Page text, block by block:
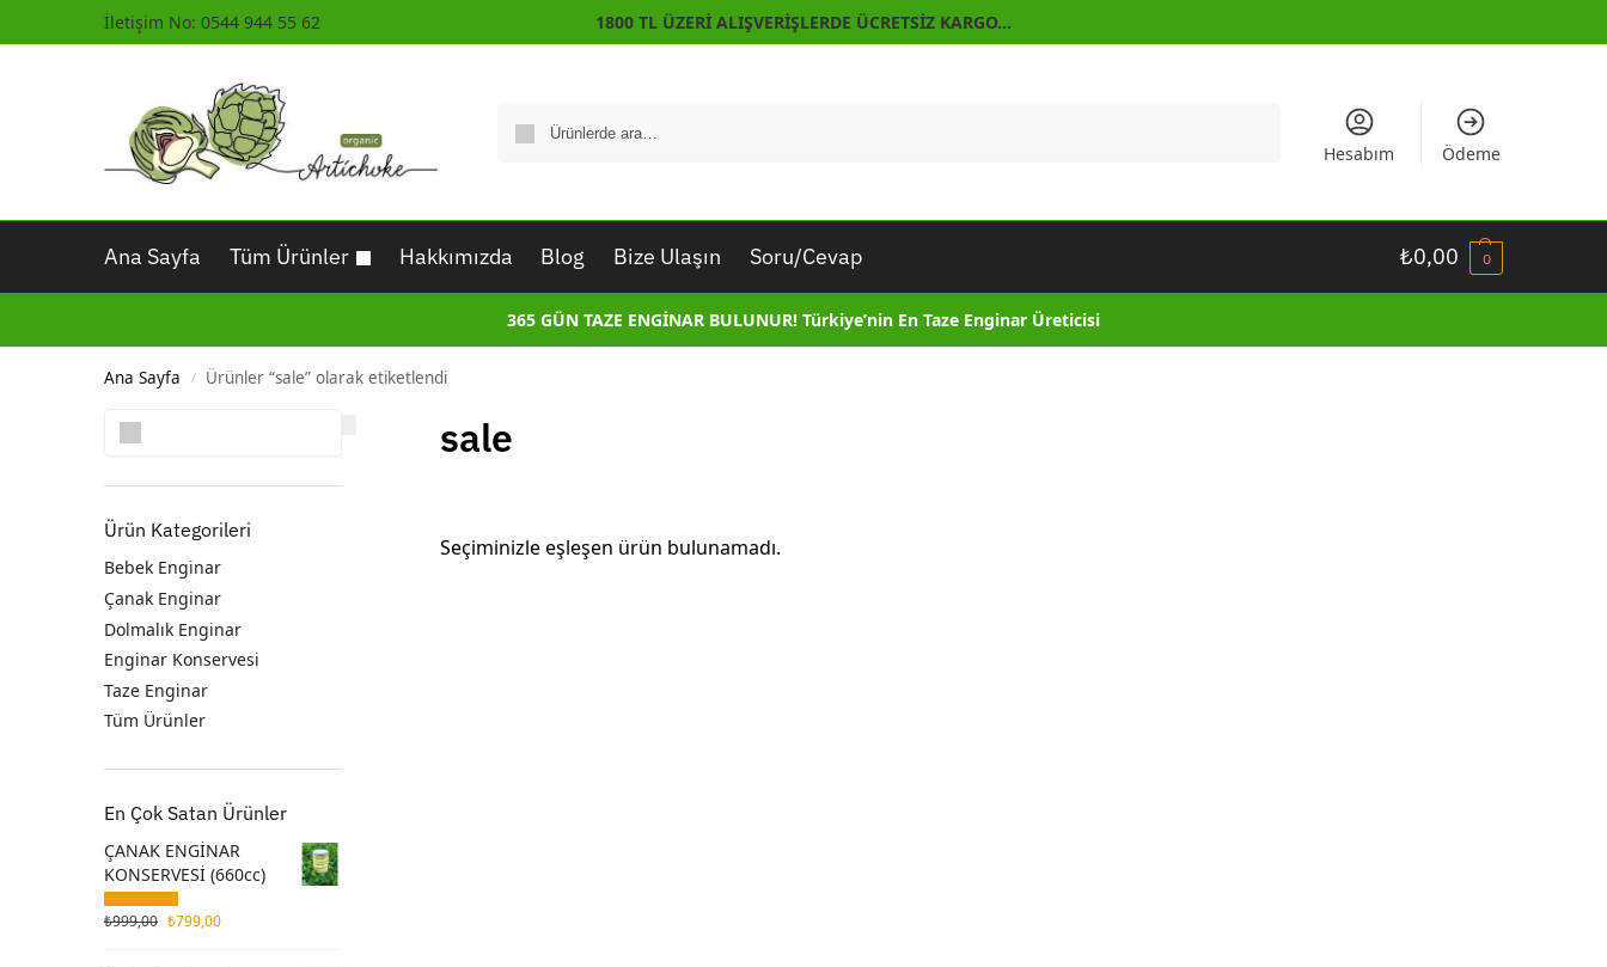
İletişim No: 0544 944 55 62 1800 TL ÜZERİ ALIŞVERİŞLERDE ÜCRETSİZ KARGO…
Hesabım Ödeme
Ana Sayfa Tüm Ürünler Hakkımızda Blog Bize Ulaşın Soru/Cevap ₺0,00 0
365 GÜN TAZE ENGİNAR BULUNUR! Türkiye’nin En Taze Enginar Üreticisi
Ana Sayfa / Ürünler “sale” olarak etiketlendi
sale
Seçiminizle eşleşen ürün bulunamadı.
Ürün Kategorileri
Bebek Enginar
Çanak Enginar
Dolmalık Enginar
Enginar Konservesi
Taze Enginar
Tüm Ürünler
En Çok Satan Ürünler
ÇANAK ENGİNAR
KONSERVESİ (660cc)
₺999,00 ₺799,00